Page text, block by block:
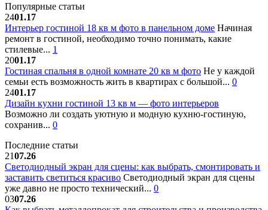
Популярные статьи
2401.17
Интерьер гостиной 18 кв м фото в панельном доме Начиная
ремонт в гостиной, необходимо точно понимать, какие
стилевые... 1
2001.17
Гостиная спальня в одной комнате 20 кв м фото Не у каждой
семьи есть возможность жить в квартирах с большой... 0
2401.17
Дизайн кухни гостиной 13 кв м — фото интерьеров
Возможно ли создать уютную и модную кухню-гостиную,
сохранив... 0
Последние статьи
2107.26
Светодиодный экран для сцены: как выбрать, смонтировать и
заставить светиться красиво Светодиодный экран для сцены
уже давно не просто технический... 0
0307.26